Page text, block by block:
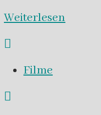
Weiterlesen
Filme